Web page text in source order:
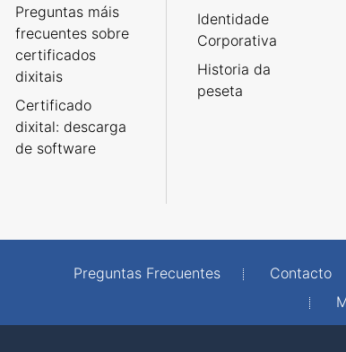
Preguntas máis
frecuentes sobre
certificados
dixitais
Certificado
dixital: descarga
de software
Identidade
Corporativa
Historia da
peseta
Preguntas Frecuentes Contacto